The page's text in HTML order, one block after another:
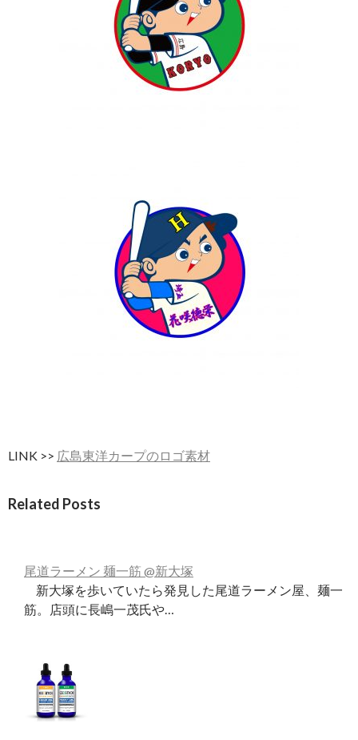
LINK >> 広島東洋カープのロゴ素材
Related Posts
尾道ラーメン 麺一筋 @新大塚
新大塚を歩いていたら発見した尾道ラーメン屋、麺一
筋。店頭に長嶋一茂氏や…